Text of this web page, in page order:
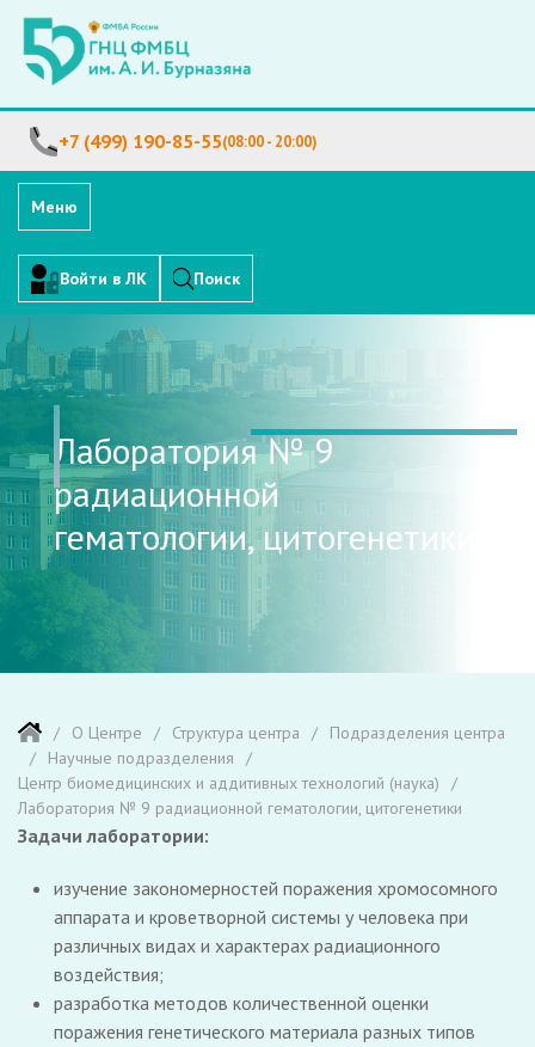
+7 (499) 190-85-55(08:00 - 20:00)
Меню
Войти в ЛК Поиск
Лаборатория № 9
радиационной
гематологии, цитогенетики
О Центре Структура центра
Подразделения центра
Научные подразделения
Центр биомедицинских и аддитивных технологий (наука)
Лаборатория № 9 радиационной гематологии, цитогенетики
Задачи лаборатории:
изучение закономерностей поражения хромосомного
аппарата и кроветворной системы у человека при
различных видах и характерах радиационного
воздействия;
разработка методов количественной оценки
поражения генетического материала разных типов